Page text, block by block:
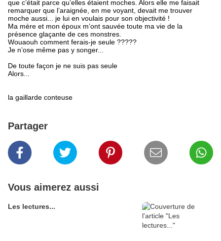
que c’était parce qu’elles étaient moches. Alors elle me faisait
remarquer que l’araignée, en me voyant, devait me trouver
moche aussi... je lui en voulais pour son objectivité !
Ma mère et mon époux m’ont sauvée toute ma vie de la
présence glaçante de ces monstres.
Wouaouh comment ferais-je seule ?????
Je n’ose même pas y songer...
De toute façon je ne suis pas seule
Alors...
la gaillarde conteuse
Partager
Vous aimerez aussi
Les lectures...